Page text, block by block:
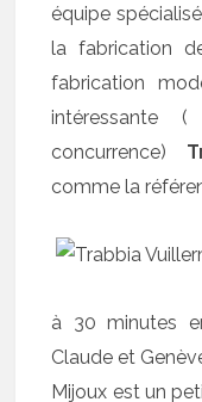
équipe
la fabrication
fabrication
intéressante
concurrence)
comme la
à 30 minutes
Claude et
Mijoux est un